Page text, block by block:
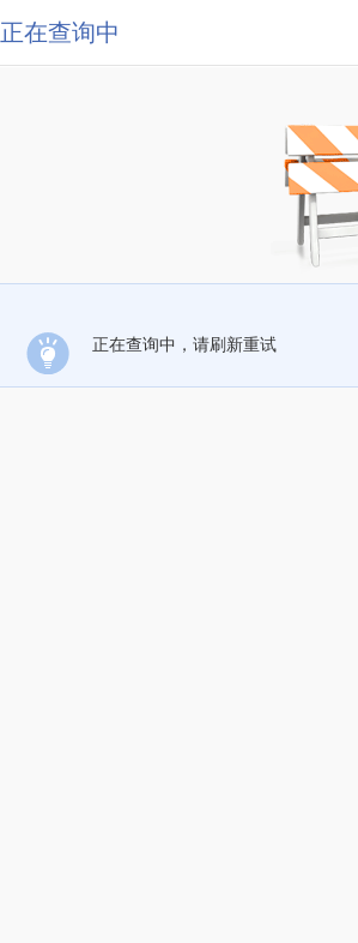
正在查询中
正在查询中，请刷新重试